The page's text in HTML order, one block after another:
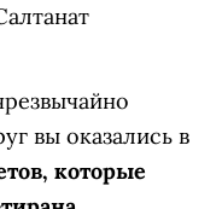
вы оказались в
которые